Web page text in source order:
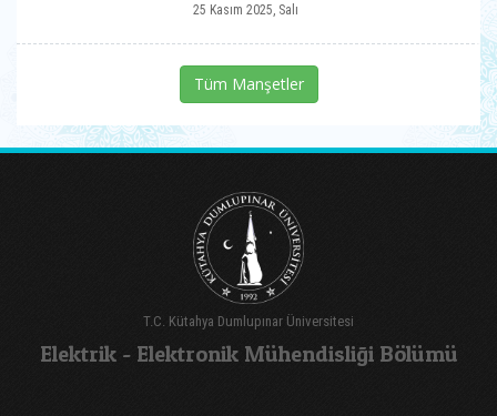
25 Kasım 2025, Salı
Tüm Manşetler
T.C. Kütahya Dumlupınar Üniversitesi
Elektrik - Elektronik Mühendisliği Bölümü